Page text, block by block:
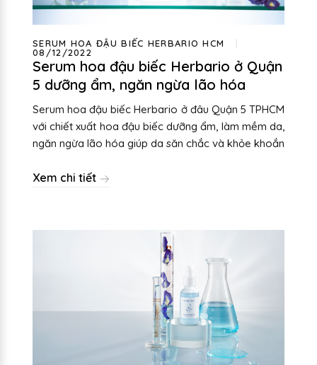
SERUM HOA ĐẬU BIẾC HERBARIO HCM
08/12/2022
Serum hoa đậu biếc Herbario ở Quận
5 dưỡng ẩm, ngăn ngừa lão hóa
Serum hoa đậu biếc Herbario ở đâu Quận 5 TPHCM
với chiết xuất hoa đậu biếc dưỡng ẩm, làm mềm da,
ngăn ngừa lão hóa giúp da săn chắc và khỏe khoắn
Xem chi tiết